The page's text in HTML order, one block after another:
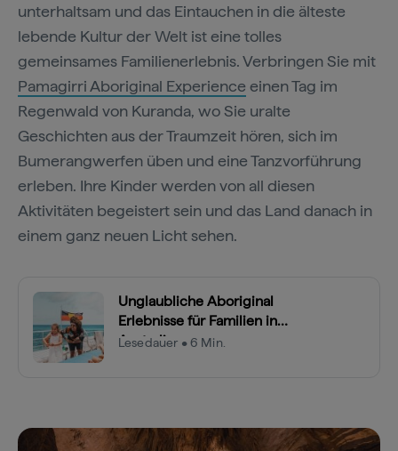
unterhaltsam und das Eintauchen in die älteste
lebende Kultur der Welt ist eine tolles
gemeinsames Familienerlebnis. Verbringen Sie mit
Pamagirri Aboriginal Experience einen Tag im
Regenwald von Kuranda, wo Sie uralte
Geschichten aus der Traumzeit hören, sich im
Bumerangwerfen üben und eine Tanzvorführung
erleben. Ihre Kinder werden von all diesen
Aktivitäten begeistert sein und das Land danach in
einem ganz neuen Licht sehen.
Unglaubliche Aboriginal
Erlebnisse für Familien in
Australien
Lesedauer • 6 Min.